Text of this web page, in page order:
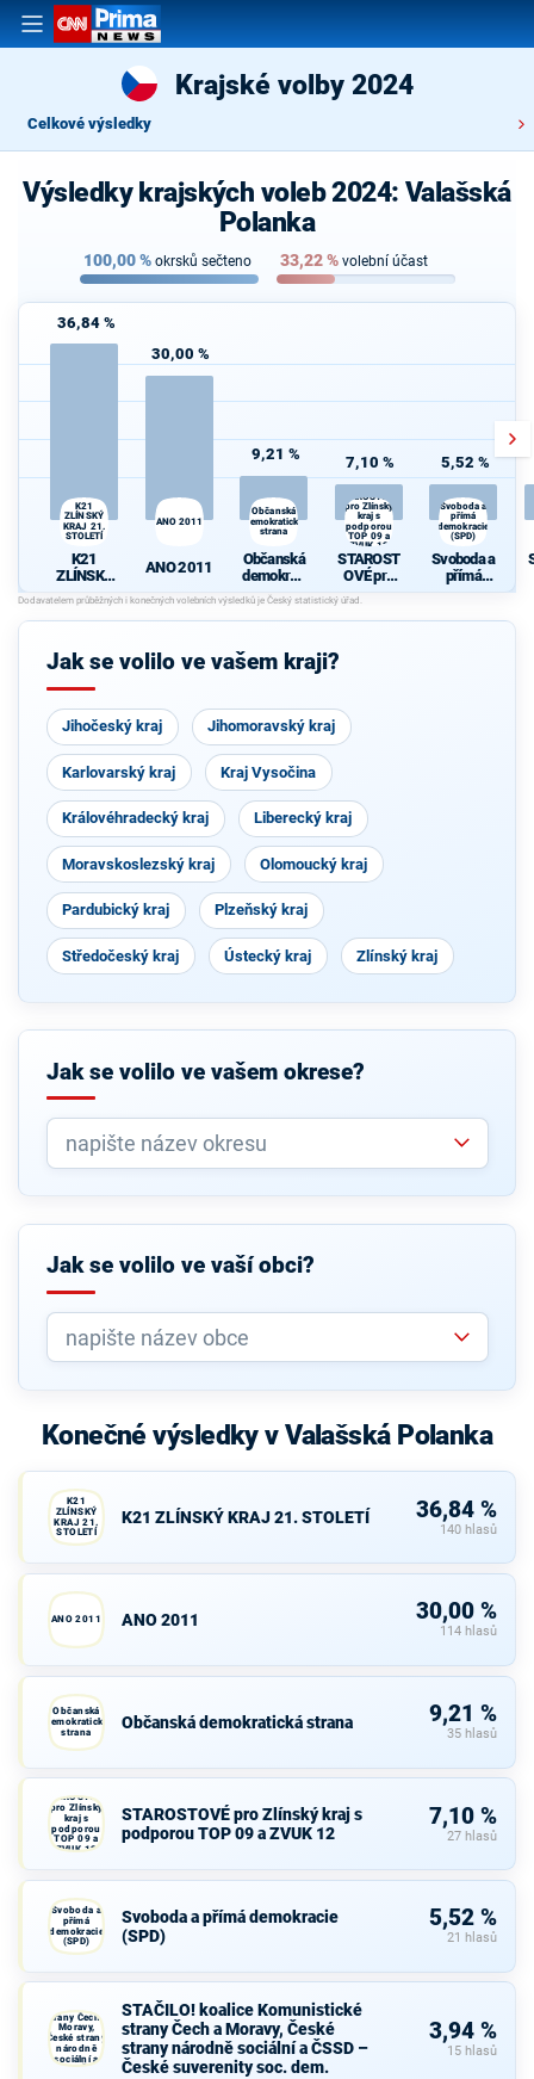
Krajské volby 2024
Celkové výsledky
Výsledky krajských voleb 2024: Valašská
Polanka
100,00% okrsků sečteno 33,22% volební účast
36,84 %
K21
ZLÍNSKÝ
KRAJ 21.
STOLETÍ
K21
ZLÍNSKÝ
KRAJ 21.
STOLETÍ
30,00 %
ANO 2011
ANO 2011
9,21 %
Občanská
demokratická
strana
Občanská
demokrati
cká strana
7,10 %
STAROSTOVÉ
pro Zlínský
kraj s
podporou
TOP 09 a
ZVUK 12
STAROST
OVÉ pro
Zlínský
kraj s
podporou
5,52 %
Svoboda a
přímá
demokracie
(SPD)
Svoboda a
přímá
demokraci
Jak se volilo ve vašem kraji?
Jihočeský kraj Jihomoravský kraj
Karlovarský kraj Kraj Vysočina
Královéhradecký kraj Liberecký kraj
Moravskoslezský kraj Olomoucký kraj
Pardubický kraj Plzeňský kraj
Středočeský kraj Ústecký kraj Zlínský kraj
Jak se volilo ve vašem okrese?
Jak se volilo ve vaší obci?
Konečné výsledky v Valašská Polanka
K21
ZLÍNSKÝ
KRAJ 21.
STOLETÍ
K21 ZLÍNSKÝ KRAJ 21. STOLETÍ 36,84 %
140 hlasů
ANO 2011 ANO 2011 30,00 %
114 hlasů
Občanská
demokratická
strana
Občanská demokratická strana 9,21 %
35 hlasů
STAROSTOVÉ
pro Zlínský
kraj s
podporou
TOP 09 a
ZVUK 12
STAROSTOVÉ pro Zlínský kraj s
podporou TOP 09 a ZVUK 12
7,10 %
27 hlasů
Svoboda a
přímá
demokracie
(SPD)
Svoboda a přímá demokracie
(SPD)
5,52 %
21 hlasů
STAČILO!
strany Čech a
Moravy,
České strany
národně
sociální a
ČSSD – České
STAČILO! koalice Komunistické
strany Čech a Moravy, České
strany národně sociální a ČSSD –
České suverenity soc. dem.
3,94 %
15 hlasů